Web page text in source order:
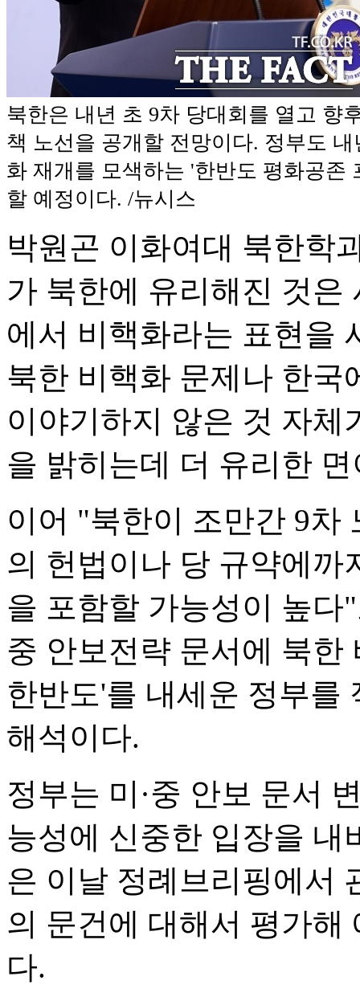
북한은 내년 초 9차 당대회를 열고 향
책 노선을 공개할 전망이다. 정부도
화 재개를 모색하는 '한반도 평화공존
할 예정이다. /뉴시스
박원곤 이화여대 북한학
가 북한에 유리해진 것
에서 비핵화라는 표현을
북한 비핵화 문제나 한국
이야기하지 않은 것 자
을 밝히는데 더 유리한
이어 "북한이 조만간 9차
의 헌법이나 당 규약에까
을 포함할 가능성이 높다
중 안보전략 문서에 북한
한반도'를 내세운 정부를
해석이다.
정부는 미·중 안보 문서
능성에 신중한 입장을 내
은 이날 정례브리핑에서
의 문건에 대해서 평가
다.